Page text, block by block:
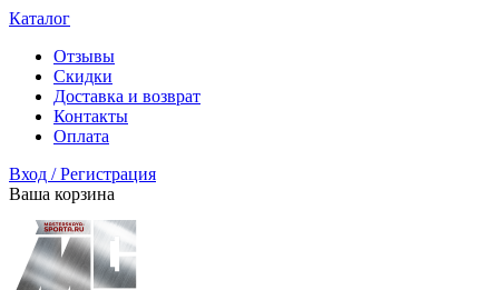
Каталог
Отзывы
Скидки
Доставка и возврат
Контакты
Оплата
Вход / Регистрация
Ваша корзина